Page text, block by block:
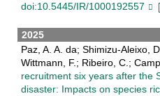
doi:10.5445/IR/1000192557
2025
Paz, A. A. da; Shimizu-Aleixo,
Wittmann, F.; Ribeiro, C.;
recruitment six years after the
disaster: Impacts on species